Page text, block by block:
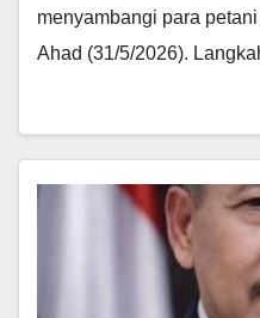
menyambangi para
Ahad (31/5/2026).